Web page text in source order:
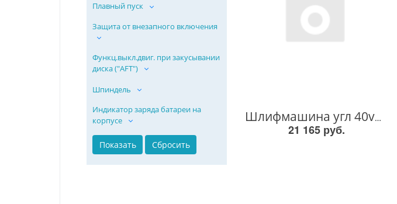
Плавный пуск
Защита от внезапного включения
Функц.выкл.двиг. при закусывании
диска ("AFT")
Шпиндель
Индикатор заряда батареи на
корпусе
Шлифмашина угл 40v GA029GZ GA029GZ
21 165 руб.